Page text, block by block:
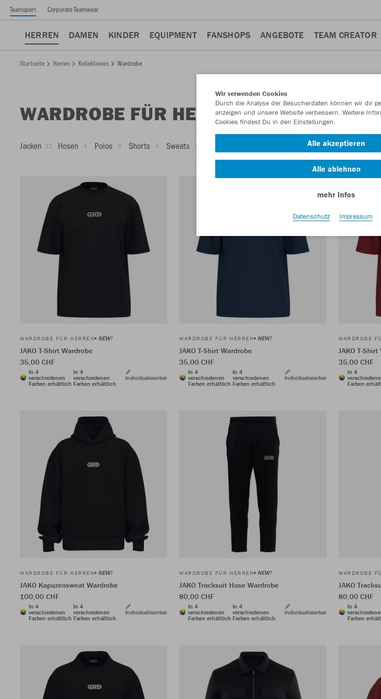
Teamsport Corporate Teamwear
HERREN DAMEN KINDER EQUIPMENT FANSHOPS ANGEBOTE TEAM CREATOR
Startseite Herren Kollektionen Wardrobe
WARDROBE FÜR HERREN
Jacken 12 Hosen 4 Polos 4 Shorts 4 Sweats 4
WARDROBE FÜR HERREN NEW!
JAKO T-Shirt Wardrobe
35,00 CHF
In 4
verschiedenen
Farben erhältlich
In 4
verschiedenen
Farben erhältlich
Individualisierbar
WARDROBE FÜR HERREN NEW!
JAKO T-Shirt Wardrobe
35,00 CHF
In 4
verschiedenen
Farben erhältlich
In 4
verschiedenen
Farben erhältlich
Individualisierbar
WARDROBE
JAKO T-
35,00 CHF
In 4
Farben
WARDROBE FÜR HERREN NEW!
JAKO Kapuzensweat Wardrobe
100,00 CHF
In 4
verschiedenen
Farben erhältlich
In 4
verschiedenen
Farben erhältlich
Individualisierbar
WARDROBE FÜR HERREN NEW!
JAKO Tracksuit Hose Wardrobe
80,00 CHF
In 4
verschiedenen
Farben erhältlich
In 4
verschiedenen
Farben erhältlich
Individualisierbar
WARDROBE
JAKO
80,00 CHF
In 4
Farben
Wir verwenden Cookies
Durch die Analyse der Besucherdaten können wir dir
anzeigen und unsere Website verbessern. Weitere
Cookies findest Du in den Einstellungen.
Alle akzeptieren
Alle ablehnen
mehr Infos
Datenschutz Impressum